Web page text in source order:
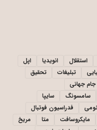
استقلال انویدیا
اپل
تبلیغات
تحقیق
جام جهانی
سامسونگ
سایپا
فدراسیون فوتبال
مایکروسافت متا
مریخ